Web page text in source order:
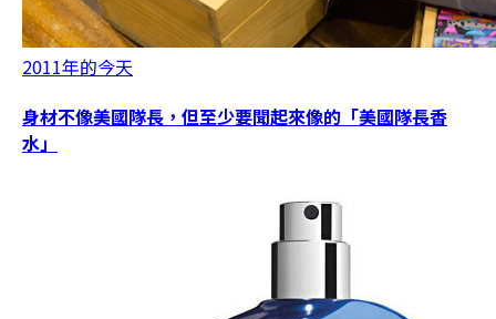
2011年的今天
身材不像美國隊長，但至少要聞起來像的「美國隊長香
水」